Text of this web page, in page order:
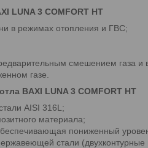
LUNA 3 COMFORT HT
в режимах отопления и ГВС;
смешением газа и
газе.
BAXI LUNA 3 COMFORT HT
AISI 316L;
материала;
пониженный
стали